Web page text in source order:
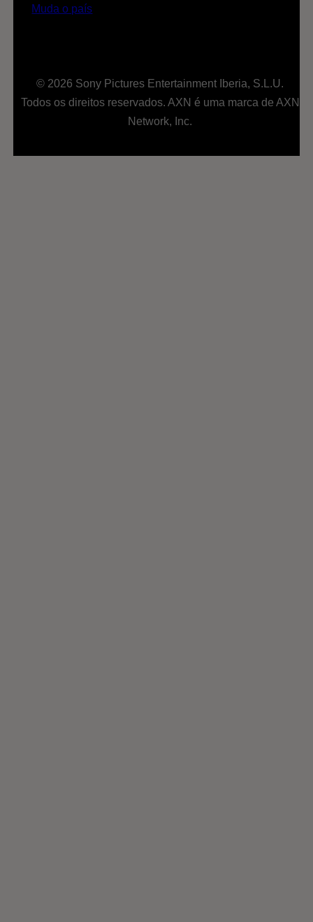
Muda o país
© 2026 Sony Pictures Entertainment Iberia, S.L.U.
Todos os direitos reservados. AXN é uma marca de AXN
Network, Inc.